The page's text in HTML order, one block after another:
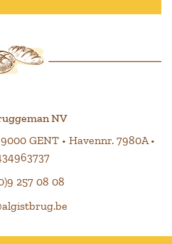
NV
GENT • Havennr. 7980A •
257 08 08